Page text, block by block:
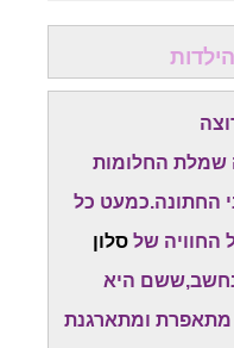
שמלת החלומות
החתונה.כמעט כל
החוויה של סלון
נחשב,ששם היא
ומתארגנת